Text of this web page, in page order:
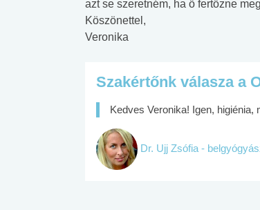
azt se szeretném, ha ő fertőzne
Köszönettel,
Veronika
Szakértőnk válasza a
Kedves Veronika! Igen,
Dr. Ujj Zsófia -